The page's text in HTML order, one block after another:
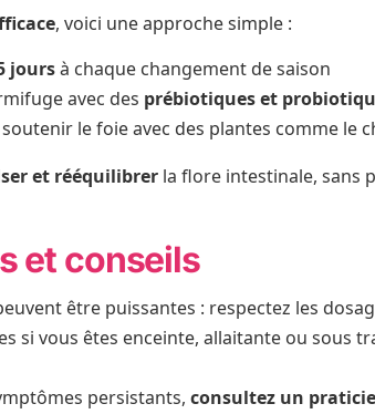
, voici une approche simple :
joursà chaque changement de saison
avec des prébiotiques et
soutenir le foie avec des plantes comme le
et rééquilibrer la flore intestinale, sans
et conseils
être puissantes : respectez les
si vous êtes enceinte, allaitante ou sous
persistants,consultez un